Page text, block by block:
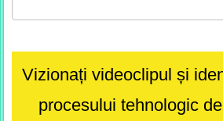
Vizionați videoclipul și
procesului tehnologic